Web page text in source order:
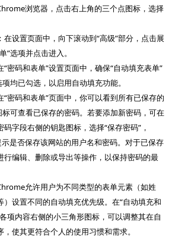
浏览器，点击右上角的三个点图标，选择
在设置页面中，向下滚动到“高级”部分，点击展
”选项并点击进入。
密码和表单”设置页面中，确保“自动填充表单”
均已勾选，以启用自动填充功能。
“密码和表单”页面中，你可以看到所有已保存的
标可查看已保存的密码。若要添加新密码，可在
字段右侧的钥匙图标，选择“保存密码”，
是否保存该网站的用户名和密码。对于已保存
行编辑、删除或导出等操作，以保持密码的最
允许用户为不同类型的表单元素（如姓
设置不同的自动填充优先级。在“自动填充和
项内容右侧的小三角形图标，可以调整其在自
使其更符合个人的使用习惯和需求。